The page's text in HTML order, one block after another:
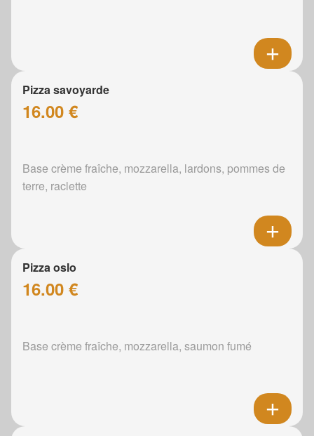
Pizza savoyarde
16.00 €
Base crème fraîche, mozzarella, lardons, pommes de
terre, raclette
Pizza oslo
16.00 €
Base crème fraîche, mozzarella, saumon fumé